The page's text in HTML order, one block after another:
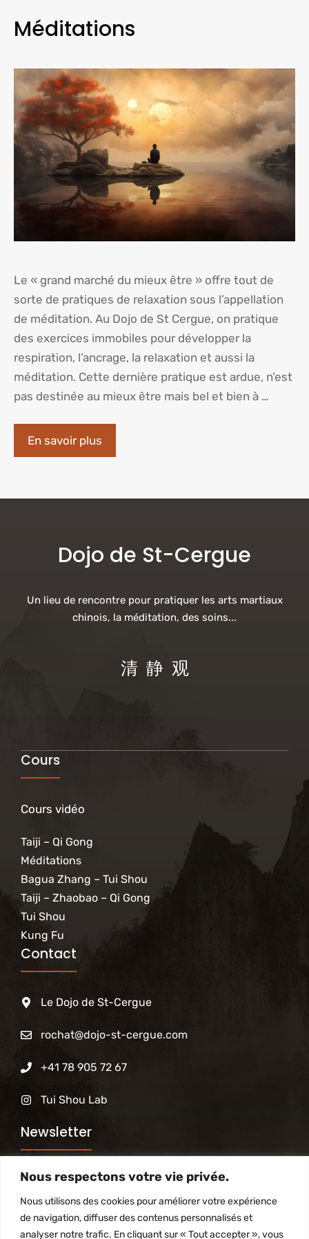
Nous respectons votre vie privée.
Nous utilisons des cookies pour améliorer votre expérience
de navigation, diffuser des contenus personnalisés et
analyser notre trafic. En cliquant sur « Tout accepter », vous
Méditations
Le « grand marché du mieux être » offre tout de
sorte de pratiques de relaxation sous l’appellation
de méditation. Au Dojo de St Cergue, on pratique
des exercices immobiles pour développer la
respiration, l’ancrage, la relaxation et aussi la
méditation. Cette dernière pratique est ardue, n’est
pas destinée au mieux être mais bel et bien à …
En savoir plus
Dojo de St-Cergue
Un lieu de rencontre pour pratiquer les arts martiaux
chinois, la méditation, des soins...
清 静 观
Cours
Cours vidéo
Taiji – Qi Gong
Méditations
Bagua Zhang – Tui Shou
Taiji – Zhaobao – Qi Gong
Tui Shou
Kung Fu
Contact
Le Dojo de St-Cergue
rochat@dojo-st-cergue.com
+41 78 905 72 67
Tui Shou Lab
Newsletter
Abonnez-vous à notre newsletter pour être tenu
informé des activités du Dojo